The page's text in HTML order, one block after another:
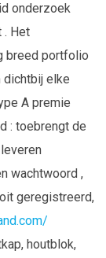
onderzoek
. Het
breed portfolio
dichtbij elke
A premie
: toebrengt de
wachtwoord ,
geregistreerd,
houtblok,